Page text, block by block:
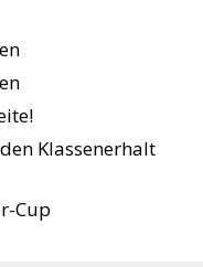
Klassenerhalt
Cup